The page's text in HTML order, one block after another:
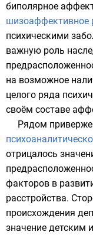
биполярное
шизоаффективное
психическими
важную роль
на возможное
целого ряда
своём составе
Рядом
отрицалось
факторов в
расстройства.
происхождения
значение детским